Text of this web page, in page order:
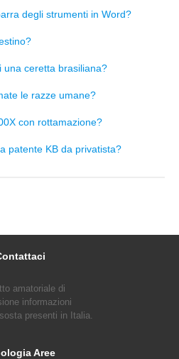
degli strumenti in Word?
una ceretta brasiliana?
le razze umane?
con rottamazione?
patente KB da privatista?
amatoriale di
informazioni
presenti in Italia.
Aree